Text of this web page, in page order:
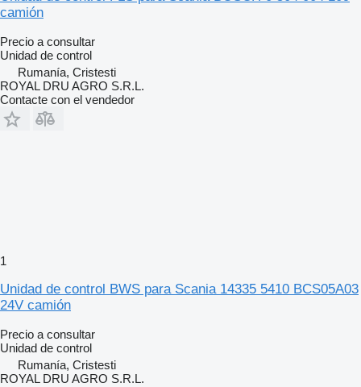
camión
Precio a consultar
Unidad de control
Rumanía, Cristesti
ROYAL DRU AGRO S.R.L.
Contacte con el vendedor
1
Unidad de control BWS para Scania 14335 5410 BCS05A03
24V camión
Precio a consultar
Unidad de control
Rumanía, Cristesti
ROYAL DRU AGRO S.R.L.